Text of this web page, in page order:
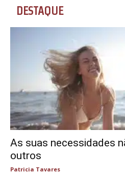
DESTAQUE
As suas necessidades
outros
Patricia Tavares